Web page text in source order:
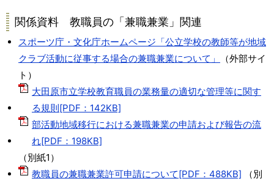
関係資料 教職員の「兼職兼業」関連
スポーツ庁・文化庁ホームページ「公立学校の教師等が地域
クラブ活動に従事する場合の兼職兼業について」
（外部サイ
ト）
大田原市立学校教育職員の業務量の適切な管理等に関す
る規則[PDF：142KB]
部活動地域移行における兼職兼業の申請および報告の流
れ[PDF：198KB]
（別紙1）
教職員の兼職兼業許可申請について[PDF：488KB] （別